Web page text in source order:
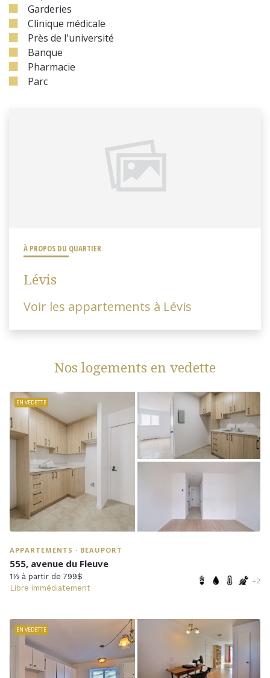
Garderies
Clinique médicale
Près de l'université
Banque
Pharmacie
Parc
À PROPOS DU QUARTIER
Lévis
Voir les appartements à Lévis
Nos logements en vedette
EN VEDETTE
APPARTEMENTS · BEAUPORT
555, avenue du Fleuve
1½ à partir de 799$
Libre immédiatement
+2
EN VEDETTE